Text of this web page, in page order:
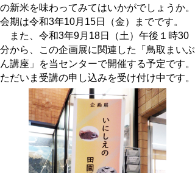
の新米を味わってみてはいかがでしょうか。
会期は令和3年10月15日（金）までです。
また、令和3年9月18日（土）午後１時30
分から、この企画展に関連した「鳥取まいぶ
ん講座」を当センターで開催する予定です。
ただいま受講の申し込みを受け付け中です。